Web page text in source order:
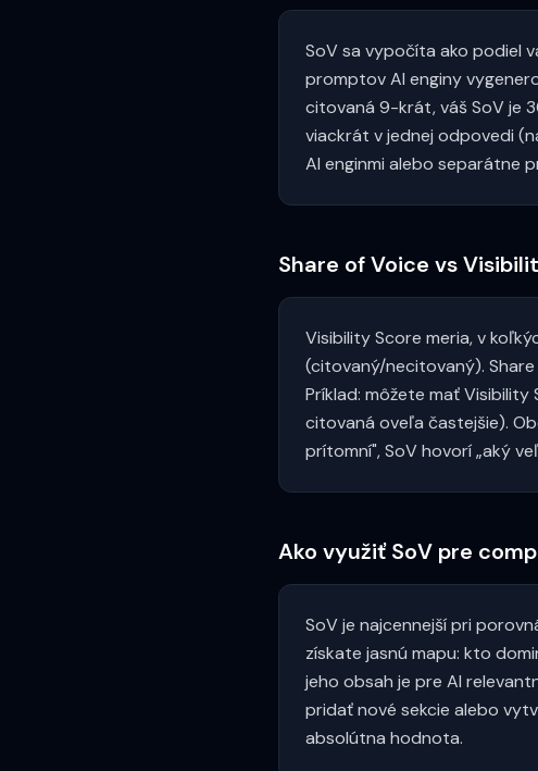
SoV sa vypočíta ako podiel
promptov AI enginy
citovaná 9-krát, váš SoV je
viackrát v jednej odpovedi
AI enginmi alebo separátne
Share of Voice vs
Visibility Score meria, v
(citovaný/necitovaný).
Príklad: môžete mať
citovaná oveľa častejšie).
prítomní", SoV hovorí „aký
Ako využiť SoV pre
SoV je najcennejší pri
získate jasnú mapu: kto
jeho obsah je pre AI
pridať nové sekcie alebo
absolútna hodnota.